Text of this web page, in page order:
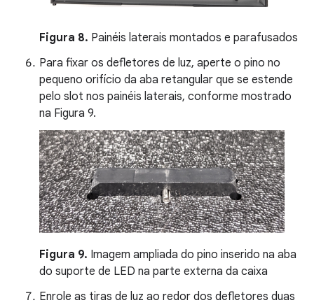
Figura 8. Painéis laterais montados e parafusados
Para fixar os defletores de luz, aperte o pino no
pequeno orifício da aba retangular que se estende
pelo slot nos painéis laterais, conforme mostrado
na Figura 9.
Figura 9. Imagem ampliada do pino inserido na aba
do suporte de LED na parte externa da caixa
Enrole as tiras de luz ao redor dos defletores duas